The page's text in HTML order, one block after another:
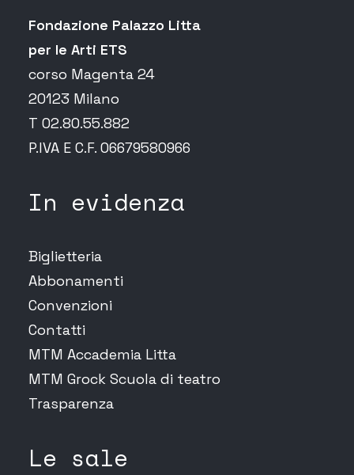
Fondazione Palazzo Litta
per le Arti ETS
corso Magenta 24
20123 Milano
T 02.80.55.882
P.IVA E C.F. 06679580966
In evidenza
Biglietteria
Abbonamenti
Convenzioni
Contatti
MTM Accademia Litta
MTM Grock Scuola di teatro
Trasparenza
Le sale